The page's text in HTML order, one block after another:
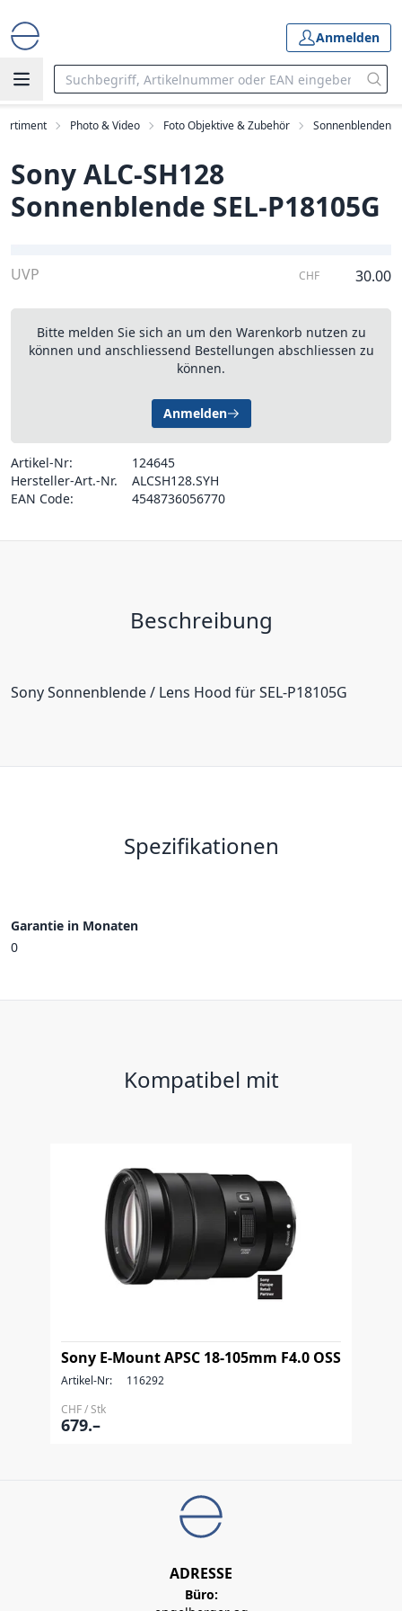
Anmelden
Photo & Video Foto Objektive & Zubehör Sonnenblenden
Sony ALC-SH128
Sonnenblende SEL-P18105G
UVP CHF 30.00
Bitte melden Sie sich an um den Warenkorb nutzen zu
können und anschliessend Bestellungen abschliessen zu
können.
Anmelden
Artikel-Nr:
124645
Hersteller-Art.-Nr.
ALCSH128.SYH
EAN Code:
4548736056770
Beschreibung
Sony Sonnenblende / Lens Hood für SEL-P18105G
Spezifikationen
Garantie in Monaten
0
Kompatibel mit
Sony E-Mount APSC 18-105mm F4.0 OSS
Artikel-Nr:
116292
CHF / Stk
679.–
ADRESSE
Büro: